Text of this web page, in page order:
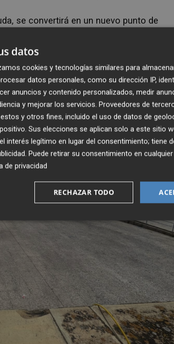
se convertirá en un nuevo punto de
datos
cookies y tecnologías similares para
datos personales, como su dirección IP,
anuncios y contenido personalizados, medir
y mejorar los servicios. Proveedores de
y otros fines, incluido el uso de datos de
Sus elecciones se aplican solo a este sitio
interés legítimo en lugar del consentimiento; tiene
. Puede retirar su consentimiento en
de privacidad
RECHAZAR TODO